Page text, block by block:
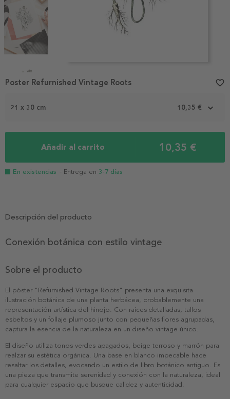
1
21 x 30 cm 10,35 €
Añadir al carrito 10,35 €
En existencias - Entrega en 3-7 días
Poster Refurnished Vintage Roots favorite_border
Descripción del producto
Conexión botánica con estilo vintage
Sobre el producto
El póster "Refurnished Vintage Roots" presenta una exquisita
ilustración botánica de una planta herbácea, probablemente una
representación artística del hinojo. Con raíces detalladas, tallos
esbeltos y un follaje plumoso junto con pequeñas flores agrupadas,
captura la esencia de la naturaleza en un diseño vintage único.
El diseño utiliza tonos verdes apagados, beige terroso y marrón para
realzar su estética orgánica. Una base en blanco impecable hace
resaltar los detalles, evocando un estilo de libro botánico antiguo. Es
una pieza que transmite serenidad y conexión con la naturaleza, ideal
para cualquier espacio que busque calidez y autenticidad.